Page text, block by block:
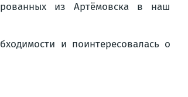
из Артёмовска в наш
и поинтересовалась о